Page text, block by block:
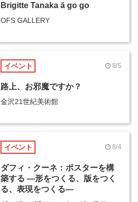
Brigitte Tanaka ā go go
OFS GALLERY
イベント 8/5
路上、お邪魔ですか？
金沢21世紀美術館
イベント 8/4
ダフィ・クーネ：ポスターを構
築する ―形をつくる、版をつく
る、表現をつくる―